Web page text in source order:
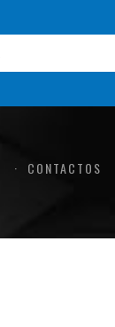
CONTACTOS